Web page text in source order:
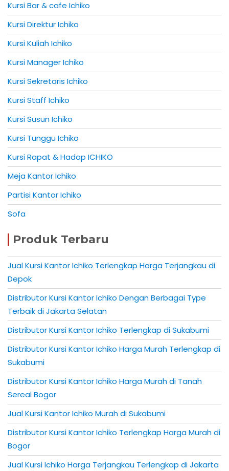
Kursi Bar & cafe Ichiko
Kursi Direktur Ichiko
Kursi Kuliah Ichiko
Kursi Manager Ichiko
Kursi Sekretaris Ichiko
Kursi Staff Ichiko
Kursi Susun Ichiko
Kursi Tunggu Ichiko
Kursi Rapat & Hadap ICHIKO
Meja Kantor Ichiko
Partisi Kantor Ichiko
Sofa
Produk Terbaru
Jual Kursi Kantor Ichiko Terlengkap Harga Terjangkau di
Depok
Distributor Kursi Kantor Ichiko Dengan Berbagai Type
Terbaik di Jakarta Selatan
Distributor Kursi Kantor Ichiko Terlengkap di Sukabumi
Distributor Kursi Kantor Ichiko Harga Murah Terlengkap di
Sukabumi
Distributor Kursi Kantor Ichiko Harga Murah di Tanah
Sereal Bogor
Jual Kursi Kantor Ichiko Murah di Sukabumi
Distributor Kursi Kantor Ichiko Terlengkap Harga Murah di
Bogor
Jual Kursi Ichiko Harga Terjangkau Terlengkap di Jakarta